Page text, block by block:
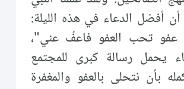
أفضل الدعاء في هذه الليلة:
عفو تحب العفو فاعفُ عني"،
يحمل رسالة كبرى للمجتمع
بأن نتحلى بالعفو والمغفرة